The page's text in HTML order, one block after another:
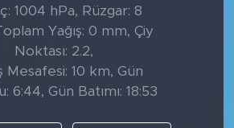
1004 hPa, Rüzgar: 8
Yağış: 0 mm, Çiy
Noktası: 2.2,
Mesafesi: 10 km, Gün
6:44, Gün Batımı: 18:53